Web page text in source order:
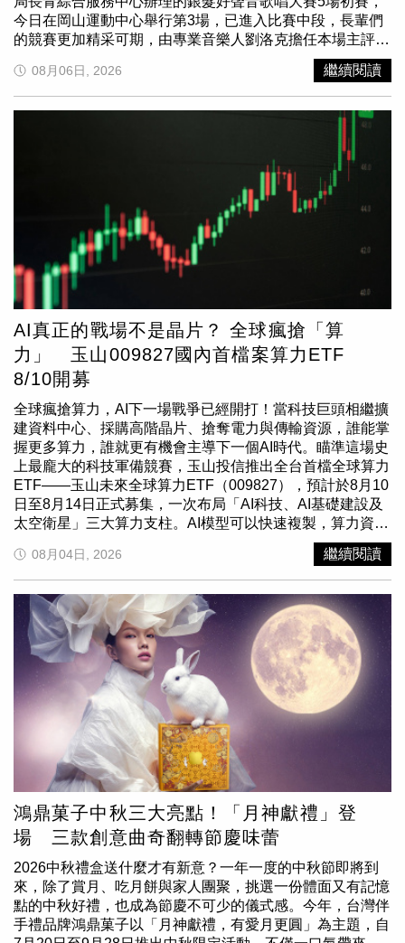
展區規劃五力闖關體驗，結合山海意象、健康互動裝置、在
地食養及自然香氛，吸引大批民眾排隊參與。(圖片提供／
花蓮縣政府)名家沙龍與週末派對接力，天天壓軸抽山嵐號
展期連續三天登場的「名家沙龍」場場精彩，邀請花蓮縣政
府衛生局長朱家祥、熟齡網紅「金剛老爹」、知名專欄作家
劉維公、高山森林基地創辦人馬中原等多位重量級講者，從
的舞台同樣活力滿滿：8月8日（第二天）由派對有氧雅盈老
師帶領「樂齡帶動唱拍拍打打歡樂派對」，邀請長輩一起動
手動腳感受健康活力；8月9日（第三天）則由活躍於花蓮的
「藝舞蓉舞蹈團（Makakiting）」接力，帶來熱情的原住民
舞蹈，展現阿美族語中牽手相連的文化魅力。最令人期待
的，是連續三天滿滿的好康回饋。參與現場「有獎徵答」與
闖關集章，不僅能拿限量好禮，每日還將壓軸抽出一組（2
人）價值約 7,800 元的「山嵐號」觀光列車車票，一人中獎
兩人同行。趁著週末展期，快帶全家大小來世貿一館
D208「花蓮‧療癒之境」充飽身心電量，預約下一趟迷人的
花蓮慢活之旅！
舍將規劃重建為兼具警察宿舍與里民活動中心的複合式建
築；歷史建築新竹少年刑務所職務官舍群修復工程持續推
進，未來將串聯文化資產打造特色文化園區；西大路安心路
平計畫也已開始進行，持續改善市民通行品質。高虹安市長
也向市民分享多項照顧市民的重要政策，包括推動「生生喝
鮮乳」政策，提供幼兒園及國小學童每週營養飲品，未來將
擴大至國中學生；115學年度起全面實施學生營養午餐全額
補助，每年投入逾6.1億元，減輕家庭負擔；持續推動友善
育兒政策，規劃提高生育津貼、推出好孕補助及「祝你好孕
2.0」等措施，打造「願婚、敢生、樂養」的幸福城市。
「節電夥伴節能治理與推廣」活動，里民反應熱絡。（圖片
提供／新竹市政府）針對長輩照顧，高虹安市長表示，市府
持續優化敬老愛心卡功能，10月起每月點數將提升至1,200
點，並提高農會及藥局使用額度；此外，也積極推動老人全
民健康保險自付保險費補助計畫，預計今年第四季上路，符
合資格長輩每年最高可節省近萬元健保費，打造全國最友善
的敬老照顧環境。「節電夥伴節能治理與推廣」活動，里民
反應熱絡。（圖片提供／新竹市政府）市府表示，「節電夥
伴節能治理與推廣」活動獲得市民熱烈迴響，許多民眾除了
學習節電節能知識、關心地方建設成果外，也對市府推動交
市府將持續秉持「無論大事小事，市民的事都是市府的大
事」的施政理念，透過與地方面對面溝通，攜手里鄰長及所
有市民，共同打造幸福、宜居、永續的「安居科技城」新竹
市。
今日在岡山運動中心舉行第3場，已進入比賽中段，長輩們
的競賽更加精采可期，由專業音樂人劉洛克擔任本場主評，
提醒長輩們比賽要放輕鬆，注意麥克風的握姿外，長輩們的
服裝與台風也是評審的重點，有時比賽僅僅就差在毫釐之
間，鼓勵在座長輩勇敢展現自我，享受歌唱帶來的快樂。不
老長青組第一名胡陳月嬌女士。（圖／高雄市政府社會局提
供）岡山場最終名次為80歲以上的「不老長青組」分別由胡
陳月嬌女士、林旺秋先生與洪明財先生拿下前三名，65歲至
未滿80歲的「活力長青組」，由羅臨福先生、李聰榮先生及
陳美利女士奪得前三名，取得進入9月份總決賽的門票。活
力長青組第一名羅臨福先生。（圖／高雄市政府社會局提
供）下週將在8/13(四)進行南區仁武場初賽，於仁武國小旁
活動中心(仁武區中正路94號）舉行，歡迎大家踴躍參與為
長輩加油，現場還有摸彩禮券等好禮，相關活動時間地點訊
息，請洽高雄市政府社會局長青綜合服務中心官網、臉書最
新公告，或撥打洽詢專線07-7710055。
08月06日, 2026 繼續閱讀
AI真正的戰場不是晶片？ 全球瘋搶「算
力」 玉山009827國內首檔案算力ETF
8/10開募
全球瘋搶算力，AI下一場戰爭已經開打！當科技巨頭相繼擴
建資料中心、採購高階晶片、搶奪電力與傳輸資源，誰能掌
握更多算力，誰就更有機會主導下一個AI時代。瞄準這場史
上最龐大的科技軍備競賽，玉山投信推出全台首檔全球算力
ETF——玉山未來全球算力ETF（009827），預計於8月10
日至8月14日正式募集，一次布局「AI科技、AI基礎建設及
太空衛星」三大算力支柱。AI模型可以快速複製，算力資源
卻不是說有就有。晶片產能、資料中心空間、穩定電力與高
速網路，正成為全球科技巨頭爭相搶奪的稀缺資產。這也讓
AI投資焦點從單一半導體，迅速擴大到整條基礎建設供應
鏈，形成更長、更廣、也更具延續性的成長賽道。台股後續
最有力的成長引擎，仍然是AI。只是下一波受惠主角，將從
晶圓代工與伺服器，全面擴散至記憶體、散熱、電源、重
電、資料中心與網通。放眼全球，2026年美股11大產業獲
利預估全面正成長，其中科技產業獲利成長預估達43.4%，
僅次於能源65.3%，顯示這波AI行情不只靠想像，更有企業
獲利作為強力後盾。009827以AI科技50%、AI基礎建設
30%、太空衛星20%的配置，直攻AI從晶片走向完整算力生
態系的爆發商機。009827布局版圖一路從地面延伸至太
空：AI科技涵蓋半導體、雲端運算及AI軟體；AI基礎建設納
入資料中心、電力公用事業、替代能源、工業電氣與發電設
備；太空衛星則掌握設備與服務。這不是押一檔熱門股，而
是一次包辦AI運作不可或缺的整條算力命脈。這場算力大
戰，也早已被全球科技領袖點名。OpenAI執行長山姆．奧
特曼指出，未來算力將成為全球最昂貴、最重要的資源之
一；NVIDIA執行長黃仁勳更直言，AI已從技術展示走向實
際獲利，「算力就是營收，算力就是利潤」，企業擁有的算
力愈多、運算效率愈高，就能產出更多可創造收益的
08月04日, 2026 繼續閱讀
鴻鼎菓子中秋三大亮點！「月神獻禮」登
場 三款創意曲奇翻轉節慶味蕾
2026中秋禮盒送什麼才有新意？一年一度的中秋節即將到
來，除了賞月、吃月餅與家人團聚，挑選一份體面又有記憶
點的中秋好禮，也成為節慶不可少的儀式感。今年，台灣伴
手禮品牌鴻鼎菓子以「月神獻禮，有愛月更圓」為主題，自